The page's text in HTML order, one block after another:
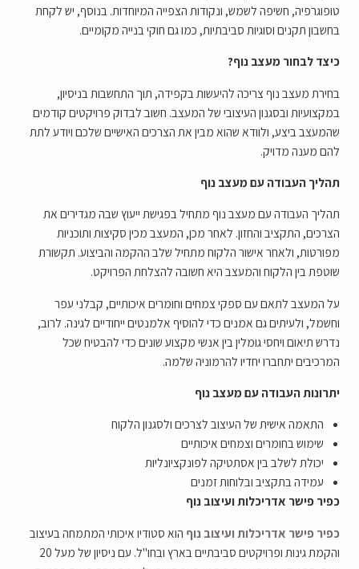
טופוגרפיה, חשיפה לשמש, ונקודות הצפייה המיוחדות. בנוסף, יש לקחת
בחשבון תקנים וסוגיות סביבתיות, כמו גם חוקי בנייה מקומיים.
כיצד לבחור מעצב נוף?
בחירת מעצב נוף צריכה להיעשות בקפידה, תוך התחשבות בניסיון,
במקצועיות ובסגנון העיצובי של המעצב. חשוב לבדוק פרויקטים קודמים
שהמעצב ביצע, ולוודא שהוא מבין את הצרכים האישיים שלכם ויודע לתת
להם מענה מדויק.
תהליך העבודה עם מעצב נוף
תהליך העבודה עם מעצב נוף מתחיל בפגישת ייעוץ שבה מגדירים את
הצרכים, התקציב והחזון. לאחר מכן, המעצב מכין סקיצות ותוכניות
מפורטות, ולאחר אישור הלקוח מתחיל שלב ההקמה והביצוע. תקשורת
שוטפת בין הלקוח והמעצב היא חשובה להצלחת הפרויקט.
על המעצב לתאם עם ספקי צמחים וחומרים איכותיים, קבלני עפר
וחשמל, ולעיתים גם אמנים כדי להוסיף אלמנטים ייחודיים לגינה. לרוב,
נדרש תיאום ויחסי גומלין בין אנשי מקצוע שונים כדי להבטיח שכל
המרכיבים יתחברו יחדיו להרמוניה שלמה.
יתרונות העבודה עם מעצב נוף
התאמה אישית של העיצוב לצרכים ולסגנון הלקוח
שימוש בחומרים וצמחים איכותיים
יכולת לשלב בין אסתטיקה לפונקציונליות
עמידה בתקציב ובלוחות זמנים
כפיר פישר אדריכלות ועיצוב נוף
כפיר פישר אדריכלות ועיצוב נוף הוא סטודיו איכותי המתמחה בעיצוב
והקמת גינות ופרויקטים סביבתיים בארץ ובחו"ל. עם ניסיון של מעל 20